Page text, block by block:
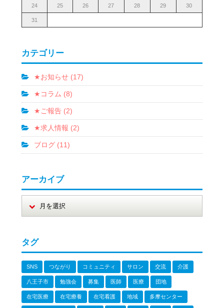
24 25 26 27 28 29 30
31
カテゴリー
★お知らせ (17)
★コラム (8)
★ご報告 (2)
★求人情報 (2)
ブログ (11)
アーカイブ
タグ
SNS つながり コミュニティ サロン 交流 介護
八王子市 勉強会 募集 医師 医療 団地
在宅医療 在宅療養 在宅看護 地域 多摩センター